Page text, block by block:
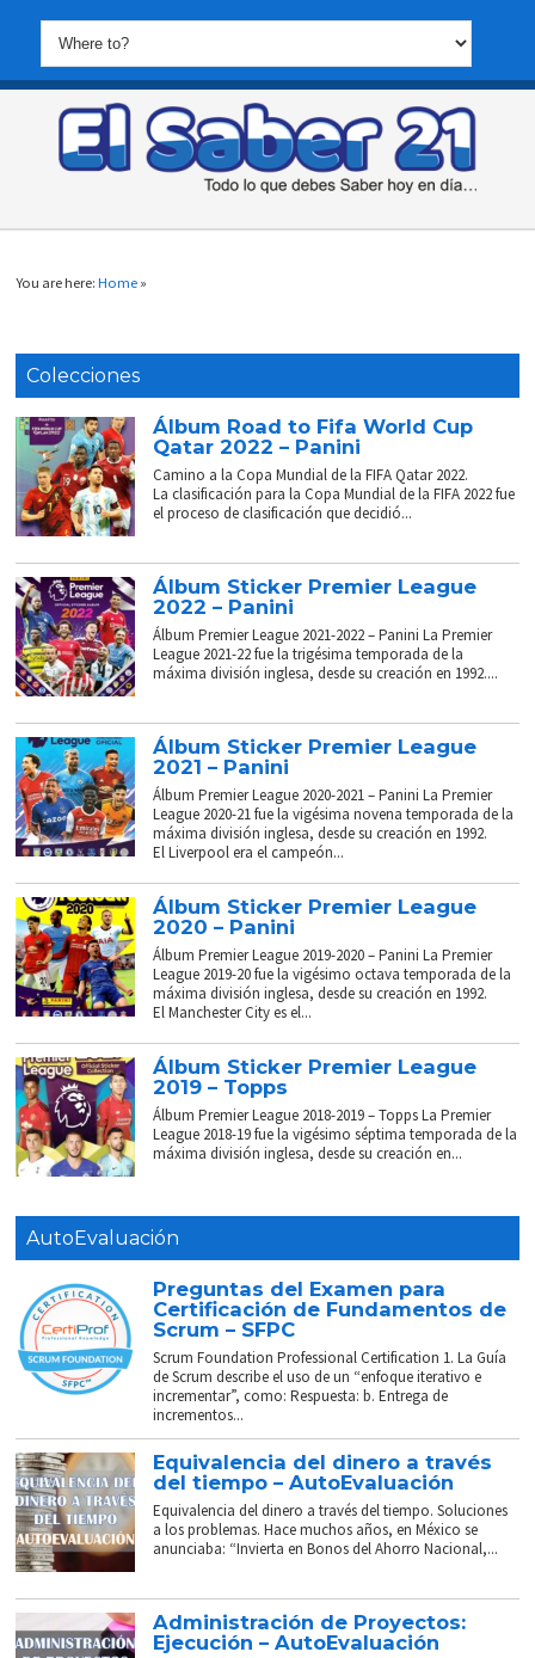
You are here:Home »
Colecciones
Álbum Road to Fifa World Cup
Qatar 2022 – Panini
Camino a la Copa Mundial de la FIFA Qatar 2022.
La clasificación para la Copa Mundial de la FIFA 2022 fue
el proceso de clasificación que decidió...
Álbum Sticker Premier League
2022 – Panini
Álbum Premier League 2021-2022 – Panini La Premier
League 2021-22 fue la trigésima temporada de la
máxima división inglesa, desde su creación en 1992....
Álbum Sticker Premier League
2021 – Panini
Álbum Premier League 2020-2021 – Panini La Premier
League 2020-21 fue la vigésima novena temporada de la
máxima división inglesa, desde su creación en 1992.
El Liverpool era el campeón...
Álbum Sticker Premier League
2020 – Panini
Álbum Premier League 2019-2020 – Panini La Premier
League 2019-20 fue la vigésimo octava temporada de la
máxima división inglesa, desde su creación en 1992.
El Manchester City es el...
Álbum Sticker Premier League
2019 – Topps
Álbum Premier League 2018-2019 – Topps La Premier
League 2018-19 fue la vigésimo séptima temporada de la
máxima división inglesa, desde su creación en...
AutoEvaluación
Preguntas del Examen para
Certificación de Fundamentos de
Scrum – SFPC
Scrum Foundation Professional Certification 1. La Guía
de Scrum describe el uso de un “enfoque iterativo e
incrementar”, como: Respuesta: b. Entrega de
incrementos...
Equivalencia del dinero a través
del tiempo – AutoEvaluación
Equivalencia del dinero a través del tiempo. Soluciones
a los problemas. Hace muchos años, en México se
anunciaba: “Invierta en Bonos del Ahorro Nacional,...
Administración de Proyectos:
Ejecución – AutoEvaluación